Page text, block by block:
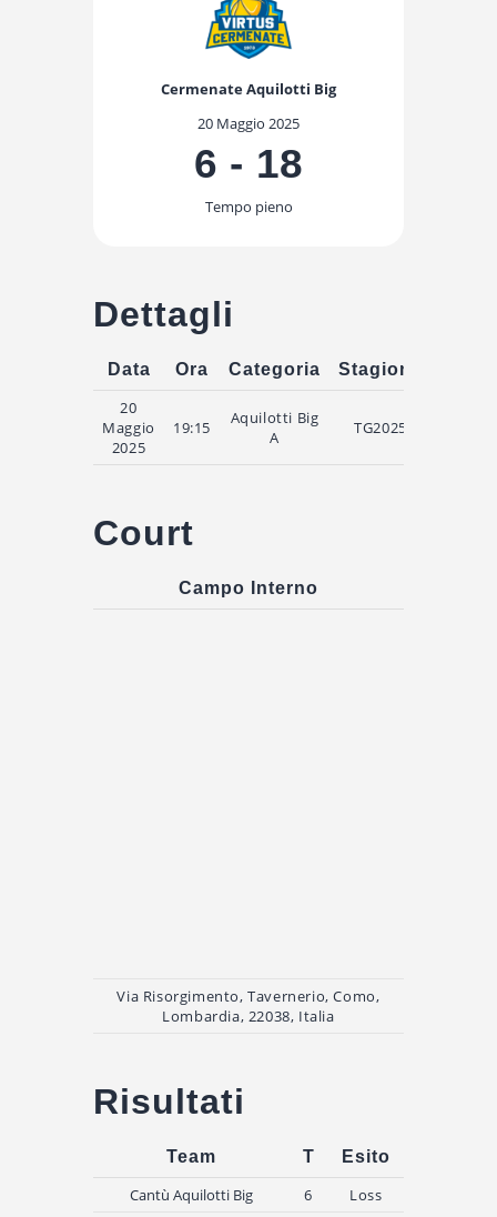
Cermenate Aquilotti Big
20 Maggio 2025
6 - 18
Tempo pieno
Dettagli
Data Ora Categoria Stagione
20
Maggio
2025
19:15
Aquilotti Big
A
TG2025
Court
Campo Interno
Via Risorgimento, Tavernerio, Como,
Lombardia, 22038, Italia
Risultati
Team T Esito
Cantù Aquilotti Big 6
Loss